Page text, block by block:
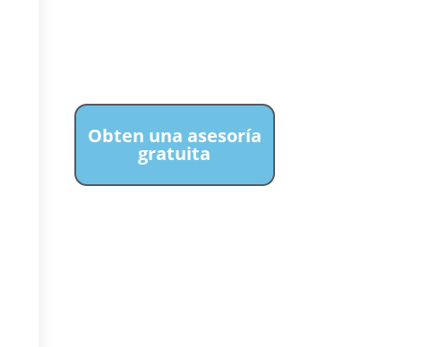
Obten una asesoría
gratuita